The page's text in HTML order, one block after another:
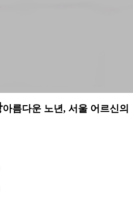
아름다운 노년, 서울 어르신의